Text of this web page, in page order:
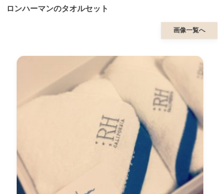
ロンハーマンのタオルセット
画像一覧へ